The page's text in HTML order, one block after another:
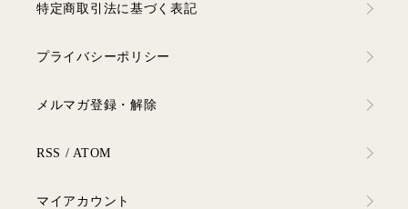
特定商取引法に基づく表記
プライバシーポリシー
メルマガ登録・解除
RSS / ATOM
マイアカウント